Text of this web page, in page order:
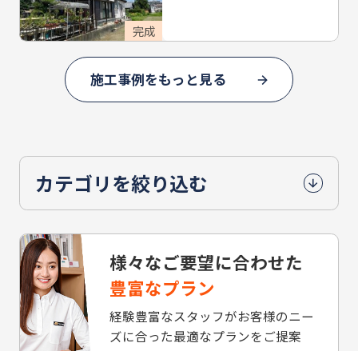
完成
施工事例をもっと見る
カテゴリを絞り込む
様々なご要望に合わせた
豊富なプラン
経験豊富なスタッフがお客様のニー
ズに合った最適なプランをご提案